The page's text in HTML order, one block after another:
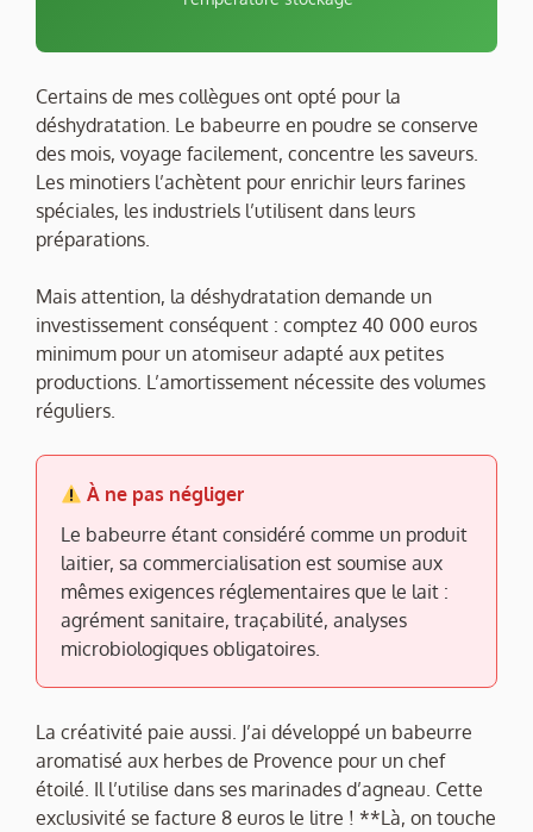
Certains de mes collègues ont opté pour la
déshydratation. Le babeurre en poudre se conserve
des mois, voyage facilement, concentre les saveurs.
Les minotiers l’achètent pour enrichir leurs farines
spéciales, les industriels l’utilisent dans leurs
préparations.
Mais attention, la déshydratation demande un
investissement conséquent : comptez 40 000 euros
minimum pour un atomiseur adapté aux petites
productions. L’amortissement nécessite des volumes
réguliers.
À ne pas négliger
Le babeurre étant considéré comme un produit
laitier, sa commercialisation est soumise aux
mêmes exigences réglementaires que le lait :
agrément sanitaire, traçabilité, analyses
microbiologiques obligatoires.
La créativité paie aussi. J’ai développé un babeurre
aromatisé aux herbes de Provence pour un chef
étoilé. Il l’utilise dans ses marinades d’agneau. Cette
exclusivité se facture 8 euros le litre ! **Là, on touche